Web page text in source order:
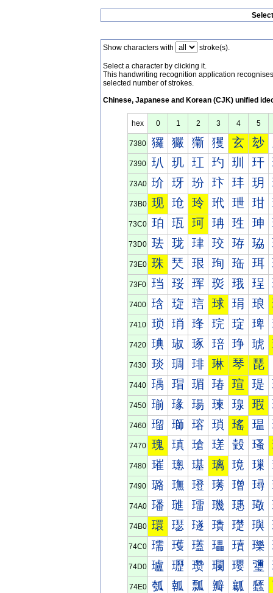
Show characters with stroke(s).
Select a character by clicking it.
This handwriting recognition application
selected number of strokes.
Chinese, Japanese and Korean (CJK) unified
hex 0 1 2 3 4 5
7380 玀 玁 玂 玃 玄 玅
7390 玐 玑 玒 玓 玔 玕
73A0 玠 玡 玢 玣 玤 玥
73B0 现 玱 玲 玳 玴 玵
73C0 珀 珁 珂 珃 珄 珅
73D0 珐 珑 珒 珓 珔 珕
73E0 珠 珡 珢 珣 珤 珥
73F0 珰 珱 珲 珳 珴 珵
7400 琀 琁 琂 球 琄 琅
7410 琐 琑 琒 琓 琔 琕
7420 琠 琡 琢 琣 琤 琥
7430 琰 琱 琲 琳 琴 琵
7440 瑀 瑁 瑂 瑃 瑄 瑅
7450 瑐 瑑 瑒 瑓 瑔 瑕
7460 瑠 瑡 瑢 瑣 瑤 瑥
7470 瑰 瑱 瑲 瑳 瑴 瑵
7480 璀 璁 璂 璃 璄 璅
7490 璐 璑 璒 璓 璔 璕
74A0 璠 璡 璢 璣 璤 璥
74B0 環 璱 璲 璳 璴 璵
74C0 瓀 瓁 瓂 瓃 瓄 瓅
74D0 瓐 瓑 瓒 瓓 瓔 瓕
74E0 瓠 瓡 瓢 瓣 瓤 瓥